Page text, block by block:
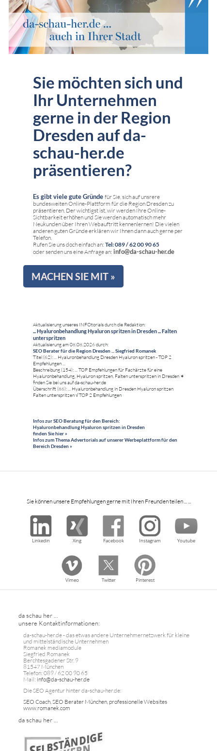
Sie möchten sich und
Ihr Unternehmen
gerne in der Region
Dresden auf da-
schau-her.de
präsentieren?
Es gibt viele gute Gründe für Sie, sich auf unsrere
bundesweiten Online-Plattform für die Region Dresden zu
präsentieren. Der wichtigst ist, wir werden Ihre Online-
Sichtbarkeit erhöhen und Sie werden automatisch mehr
Neukunden über Ihren Webauftritt kennenlernen! Die vielen
anderen guten Gründe erklären wir Ihnen dann auch gerne per
Telefon.
Rufen Sie uns doch einfach an: Tel: 089 / 62 00 90 65
oder senden uns eine Anfrage an: info@da-schau-her.de
MACHEN SIE MIT »
Aktualisierung unseres INFOtorials durch die Redaktion:
... Hyaluronbehandlung Hyaluron spritzen in Dresden ... Falten
unterspritzen
Aktualisierung am 08.08.2026 durch:
SEO Berater für die Region Dresden ... Siegfried Romanek
Titel (62): ... Hyaluronbehandlung Dresden Hyaluron spritzen - TOP 2
Empfehlungen ...
Beschreibung (154): ... TOP Empfehlungen für Fachärzte für eine
Hyaluronbehandlung, Hyaluron spritzen, Falten unterspritzen in Dresden ✶
finden Sie bei uns auf da-schau-her.de
Überschrift (86): ... Hyaluronbehandlung in Dresden Hyaluron spritzen
Falten unterspritzen √ TOP 2 Empfehlungen
Infos zur SEO Beratung für den Bereich:
Hyaluronbehandlung Hyaluron spritzen in Dresden
finden Sie hier »
Infos zum Thema Advertorials auf unserer Werbeplattform für den
Bereich Dresden »
Sie können unsere Empfehlungen gerne mit Ihren Freunden teilen ... ...
Linkedin Xing Facebook Instagram Youtube
Vimeo Twitter Pinterest
da schau her ...
unsere Kontaktinformationen:
da-schau-her.de - das etwas andere Unternehmernetzwerk für kleine
und mittelständische Unternehmen
Romanek mediamodule
Siegfried Romanek
Berchtesgadener Str. 9
81547 München
Telefon: 089 / 62 00 90 65
Mail: info@da-schau-her.de
Die SEO Agentur hinter da-schau-her.de:
SEO Coach, SEO Berater München, professionelle Websites
www.romanek.com
da schau her ...